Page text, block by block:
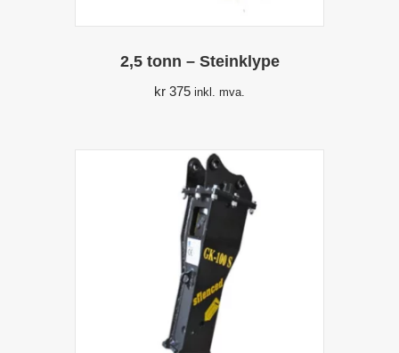
2,5 tonn – Steinklype
kr 375 inkl. mva.